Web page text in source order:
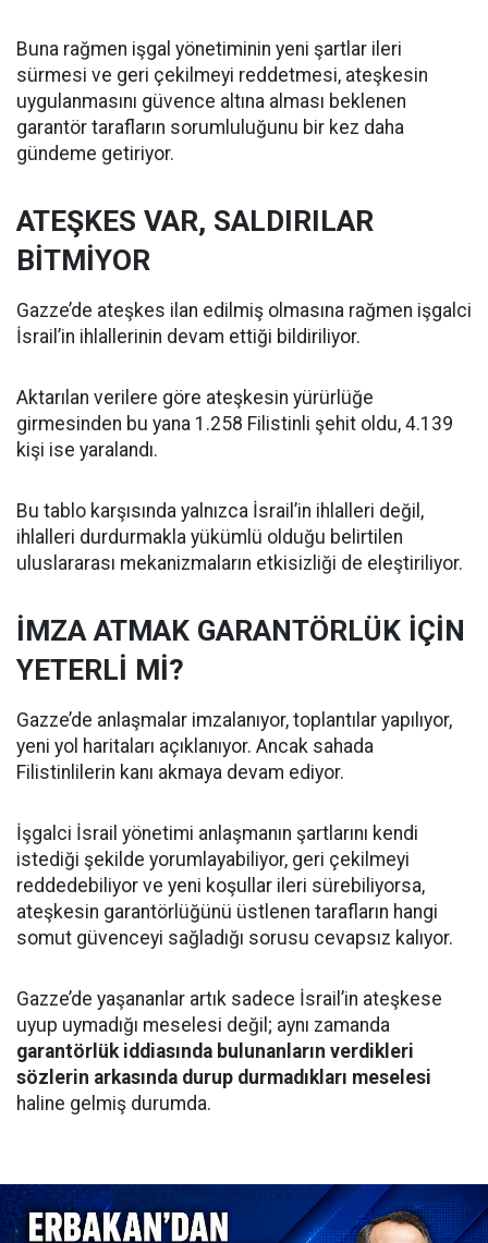
Buna rağmen işgal yönetiminin yeni şartlar ileri
sürmesi ve geri çekilmeyi reddetmesi, ateşkesin
uygulanmasını güvence altına alması beklenen
garantör tarafların sorumluluğunu bir kez daha
gündeme getiriyor.
ATEŞKES VAR, SALDIRILAR
BİTMİYOR
Gazze’de ateşkes ilan edilmiş olmasına rağmen işgalci
İsrail’in ihlallerinin devam ettiği bildiriliyor.
Aktarılan verilere göre ateşkesin yürürlüğe
girmesinden bu yana 1.258 Filistinli şehit oldu, 4.139
kişi ise yaralandı.
Bu tablo karşısında yalnızca İsrail’in ihlalleri değil,
ihlalleri durdurmakla yükümlü olduğu belirtilen
uluslararası mekanizmaların etkisizliği de eleştiriliyor.
İMZA ATMAK GARANTÖRLÜK İÇİN
YETERLİ Mİ?
Gazze’de anlaşmalar imzalanıyor, toplantılar yapılıyor,
yeni yol haritaları açıklanıyor. Ancak sahada
Filistinlilerin kanı akmaya devam ediyor.
İşgalci İsrail yönetimi anlaşmanın şartlarını kendi
istediği şekilde yorumlayabiliyor, geri çekilmeyi
reddedebiliyor ve yeni koşullar ileri sürebiliyorsa,
ateşkesin garantörlüğünü üstlenen tarafların hangi
somut güvenceyi sağladığı sorusu cevapsız kalıyor.
Gazze’de yaşananlar artık sadece İsrail’in ateşkese
uyup uymadığı meselesi değil; aynı zamanda
garantörlük iddiasında bulunanların verdikleri
sözlerin arkasında durup durmadıkları meselesi
haline gelmiş durumda.